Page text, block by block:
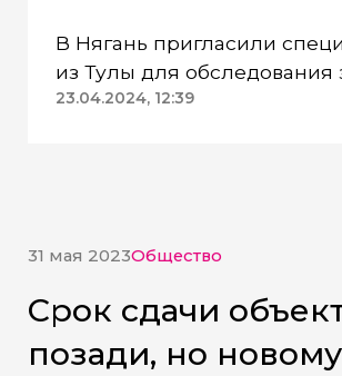
В Нягань пригласили
из Тулы для обследования здания
ДК «Геолог»
23.04.2024, 12:39
31 мая 2023Общество
Срок сдачи
позади, но новому